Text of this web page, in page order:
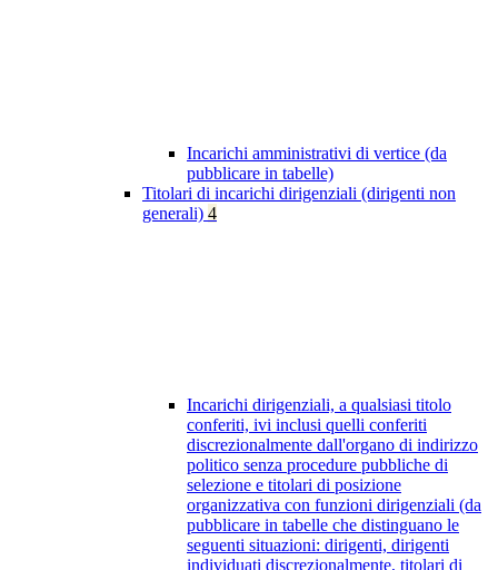
Incarichi amministrativi di vertice (da
pubblicare in tabelle)
Titolari di incarichi dirigenziali (dirigenti non
generali) 4
Incarichi dirigenziali, a qualsiasi titolo
conferiti, ivi inclusi quelli conferiti
discrezionalmente dall'organo di indirizzo
politico senza procedure pubbliche di
selezione e titolari di posizione
organizzativa con funzioni dirigenziali (da
pubblicare in tabelle che distinguano le
seguenti situazioni: dirigenti, dirigenti
individuati discrezionalmente, titolari di